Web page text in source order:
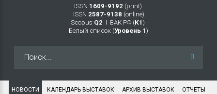
ISSN 1609-9192 (print)
ISSN 2587-9138 (online)
Scopus Q2 Ι ВАК РФ (K1 )
Белый список (Уровень 1 )
НОВОСТИ КАЛЕНДАРЬ ВЫСТАВОК АРХИВ ВЫСТАВОК ОТЧЕТЫ